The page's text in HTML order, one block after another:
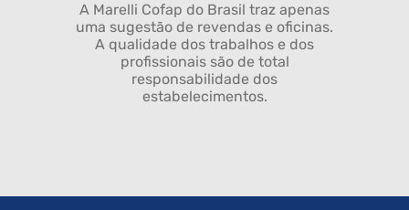
A Marelli Cofap do Brasil traz apenas
uma sugestão de revendas e oficinas.
A qualidade dos trabalhos e dos
profissionais são de total
responsabilidade dos
estabelecimentos.